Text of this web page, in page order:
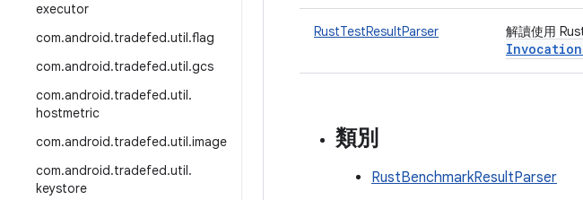
executor
com.android.tradefed.util.flag
com.android.tradefed.util.gcs
com.android.tradefed.util.
hostmetric
com.android.tradefed.util.image
com.android.tradefed.util.
keystore
RustTestResultParser 解讀使用
Invocation
類別
RustBenchmarkResultParser